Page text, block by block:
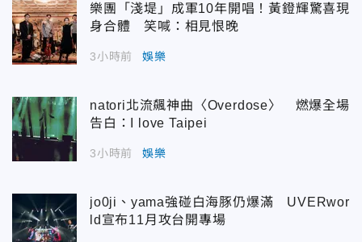
樂團「淺堤」成軍10年開唱！黃鐙輝驚喜現
身合體 笑喊：相見恨晚
3小時前 娛樂
natori北流飆神曲〈Overdose〉 燃爆全場
告白：I love Taipei
3小時前 娛樂
jo0ji、yama強碰白海豚仍爆滿 UVERwor
ld宣布11月攻台開專場